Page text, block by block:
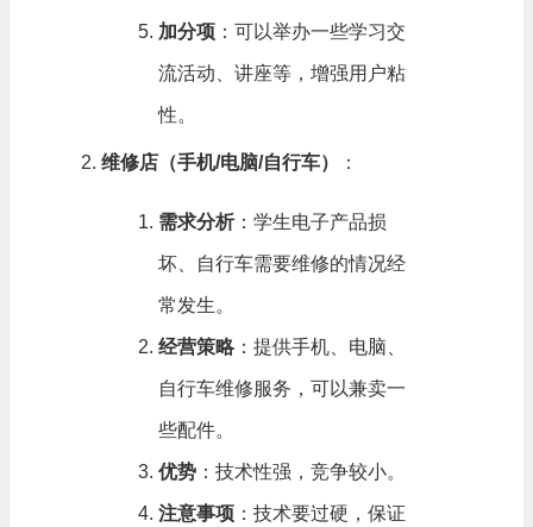
加分项：可以举办一些学习交
流活动、讲座等，增强用户粘
性。
维修店（手机/电脑/自行车） ：
需求分析：学生电子产品损
坏、自行车需要维修的情况经
常发生。
经营策略：提供手机、电脑、
自行车维修服务，可以兼卖一
些配件。
优势：技术性强，竞争较小。
注意事项：技术要过硬，保证